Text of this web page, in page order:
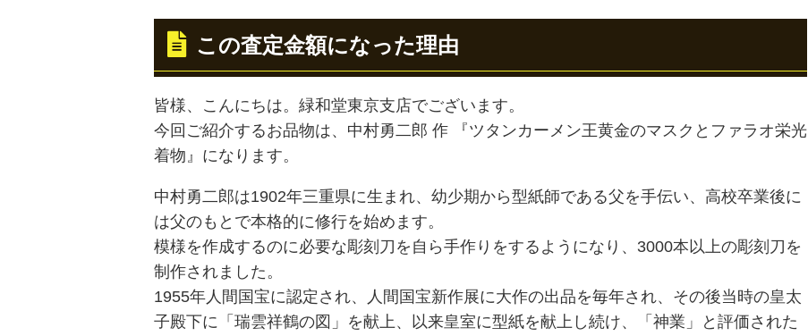
この査定金額になった理由
皆様、こんにちは。緑和堂東京支店でございます。
今回ご紹介するお品物は、中村勇二郎 作 『ツタンカーメン王黄金のマスクとファラオ栄光
着物』になります。
中村勇二郎は1902年三重県に生まれ、幼少期から型紙師である父を手伝い、高校卒業後に
は父のもとで本格的に修行を始めます。
模様を作成するのに必要な彫刻刀を自ら手作りをするようになり、3000本以上の彫刻刀を
制作されました。
1955年人間国宝に認定され、人間国宝新作展に大作の出品を毎年され、その後当時の皇太
子殿下に「瑞雲祥鶴の図」を献上、以来皇室に型紙を献上し続け、「神業」と評価された